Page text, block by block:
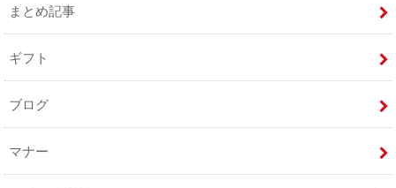
まとめ記事
ギフト
ブログ
マナー